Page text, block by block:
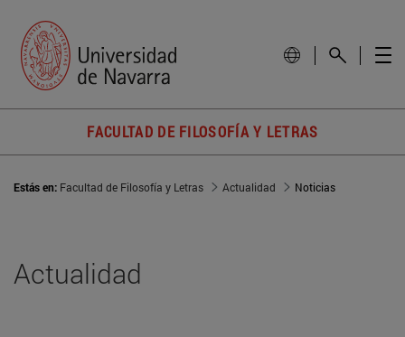
FACULTAD DE FILOSOFÍA Y LETRAS
Estás en: Facultad de Filosofía y Letras Actualidad Noticias
Actualidad